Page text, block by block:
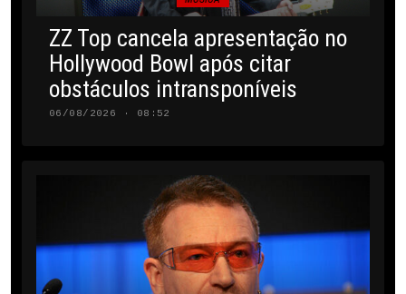
ZZ Top cancela apresentação no
Hollywood Bowl após citar
obstáculos intransponíveis
06/08/2026 · 08:52